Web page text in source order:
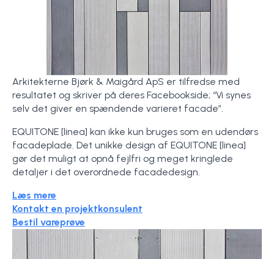
Arkitekterne Bjørk & Maigård ApS er tilfredse med
resultatet og skriver på deres Facebookside; “Vi synes
selv det giver en spændende varieret facade”.
EQUITONE [linea] kan ikke kun bruges som en udendørs
facadeplade. Det unikke design af EQUITONE [linea]
gør det muligt at opnå fejlfri og meget kringlede
detaljer i det overordnede facadedesign.
Læs mere
Kontakt en projektkonsulent
Bestil vareprøve